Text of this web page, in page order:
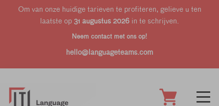
Om van onze huidige tarieven te profiteren, gelieve u ten
laatste op 31 augustus 2026 in te schrijven.
Neem contact met ons op!
hello@languageteams.com